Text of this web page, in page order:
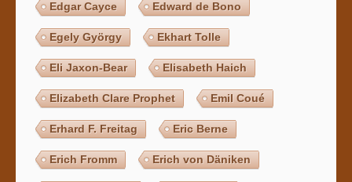
Edgar Cayce Edward de Bono
Egely György Ekhart Tolle
Eli Jaxon-Bear Elisabeth Haich
Elizabeth Clare Prophet Emil Coué
Erhard F. Freitag Eric Berne
Erich Fromm Erich von Däniken